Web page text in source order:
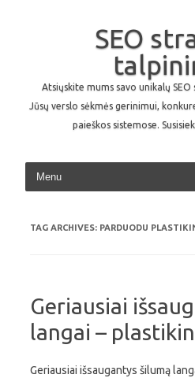
SEO
Atsiųskite mums savo unikalų
Jūsų verslo sėkmės gerinimui,
paieškos sistemose.
TAG ARCHIVES: PARDUODU
Geriausiai
langai –
Geriausiai išsaugantys šilumą